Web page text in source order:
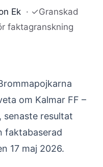
Ek · ✓Granskad
faktagranskning
om Kalmar FF –
senaste resultat
faktabaserad
17 maj 2026.